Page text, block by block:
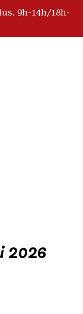
9h-14h/18h-
2026